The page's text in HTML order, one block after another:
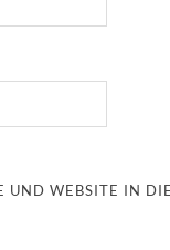
UND WEBSITE IN